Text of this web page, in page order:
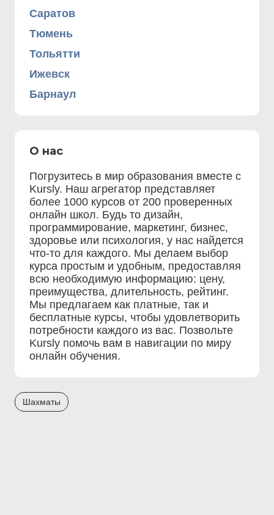
Саратов
Тюмень
Тольятти
Ижевск
Барнаул
О нас
Погрузитесь в мир образования вместе с
Kursly. Наш агрегатор представляет
более 1000 курсов от 200 проверенных
онлайн школ. Будь то дизайн,
программирование, маркетинг, бизнес,
здоровье или психология, у нас найдется
что-то для каждого. Мы делаем выбор
курса простым и удобным, предоставляя
всю необходимую информацию: цену,
преимущества, длительность, рейтинг.
Мы предлагаем как платные, так и
бесплатные курсы, чтобы удовлетворить
потребности каждого из вас. Позвольте
Kursly помочь вам в навигации по миру
онлайн обучения.
Шахматы